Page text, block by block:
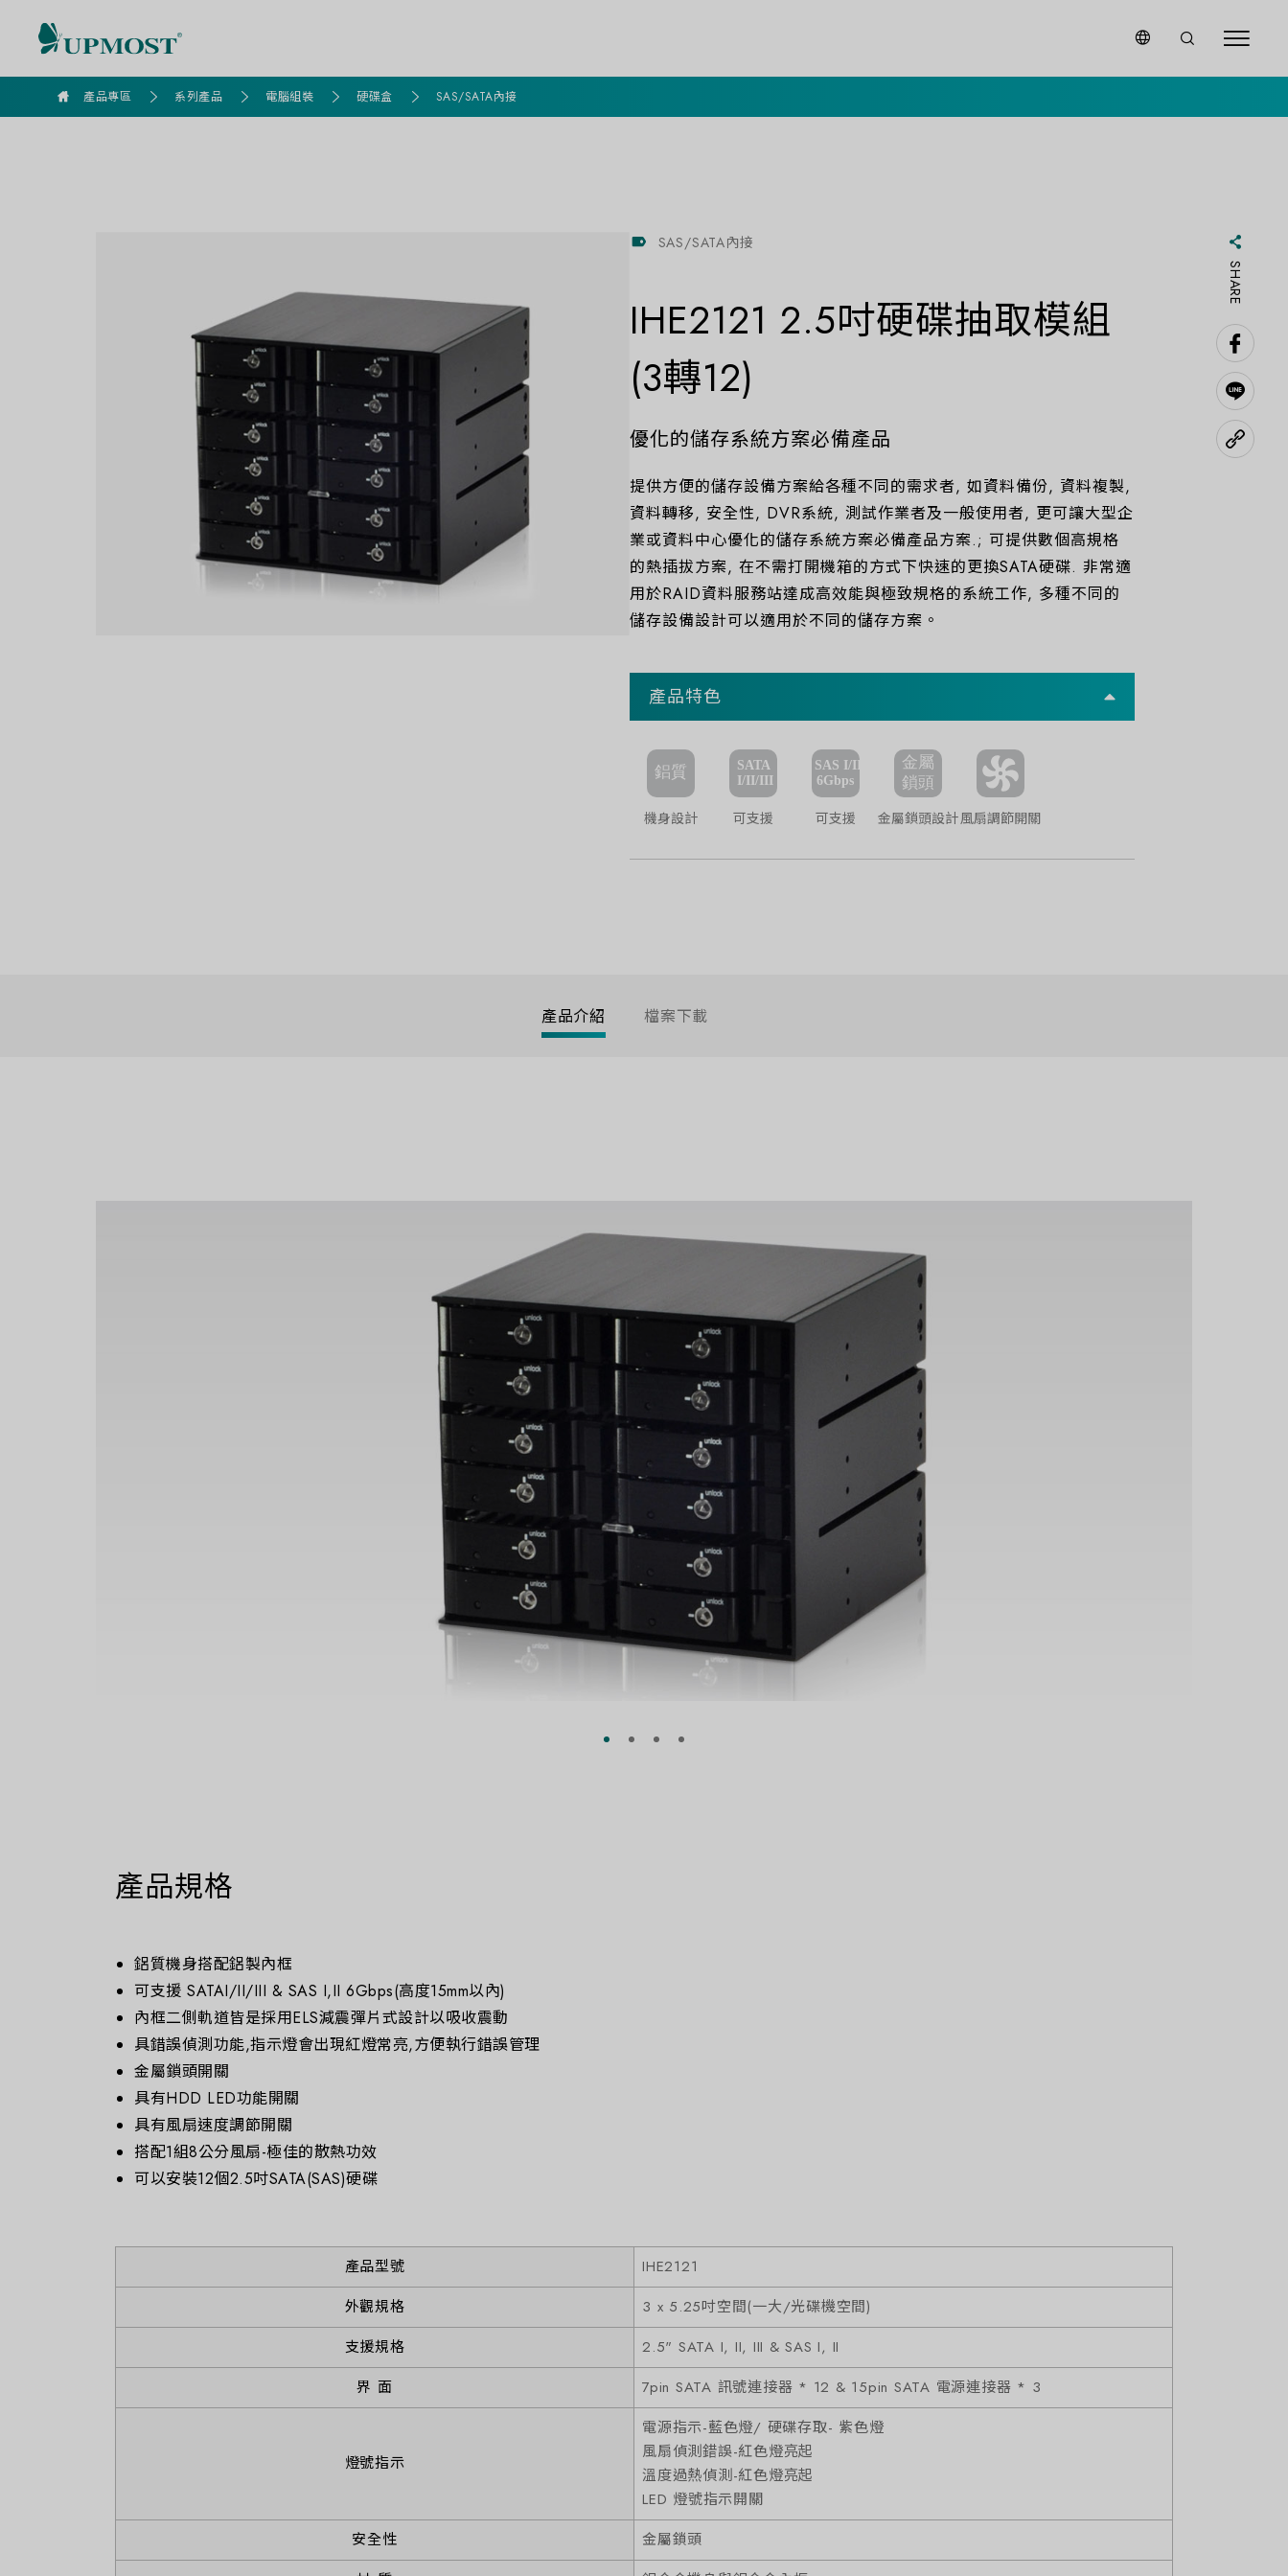
IHE2121
吋
產品專區 系列產品 電腦組裝 硬碟盒 SAS/SATA內接
SAS/SATA內接
IHE2121 2.5吋硬碟抽取模組
(3轉12)
優化的儲存系統方案必備產品
提供方便的儲存設備方案給各種不同的需求者, 如資料備份, 資料複製,
資料轉移, 安全性, DVR系統, 測試作業者及一般使用者, 更可讓大型企
業或資料中心優化的儲存系統方案必備產品方案.; 可提供數個高規格
的熱插拔方案, 在不需打開機箱的方式下快速的更換SATA硬碟. 非常適
用於RAID資料服務站達成高效能與極致規格的系統工作, 多種不同的
儲存設備設計可以適用於不同的儲存方案。
產品特色
機身設計 可支援 可支援 金屬鎖頭設計風扇調節開關
產品介紹 檔案下載
產品規格
鋁質機身搭配鋁製內框
可支援 SATAI/II/III & SAS I,II 6Gbps(高度15mm以內)
內框二側軌道皆是採用ELS減震彈片式設計以吸收震動
具錯誤偵測功能,指示燈會出現紅燈常亮,方便執行錯誤管理
金屬鎖頭開關
具有HDD LED功能開關
具有風扇速度調節開關
搭配1組8公分風扇-極佳的散熱功效
可以安裝12個2.5吋SATA(SAS)硬碟
產品型號
IHE2121
外觀規格
3 x 5.25吋空間(一大/光碟機空間)
支援規格
2.5" SATA I, II, III & SAS I, II
界 面
7pin SATA 訊號連接器 * 12 & 15pin SATA 電源連接器 * 3
燈號指示
電源指示-藍色燈/ 硬碟存取- 紫色燈
風扇偵測錯誤-紅色燈亮起
溫度過熱偵測-紅色燈亮起
LED 燈號指示開關
安全性
金屬鎖頭
SHARE